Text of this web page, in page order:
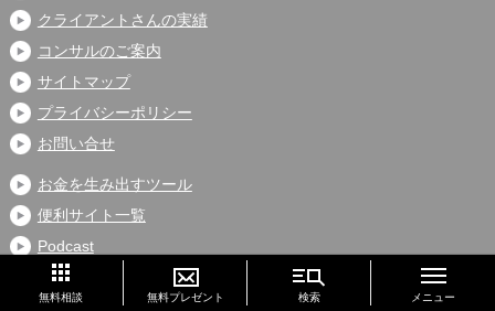
クライアントさんの実績
コンサルのご案内
サイトマップ
プライバシーポリシー
お問い合せ
お金を生み出すツール
便利サイト一覧
Podcast
プライバシーポリシー
このページの先頭へ